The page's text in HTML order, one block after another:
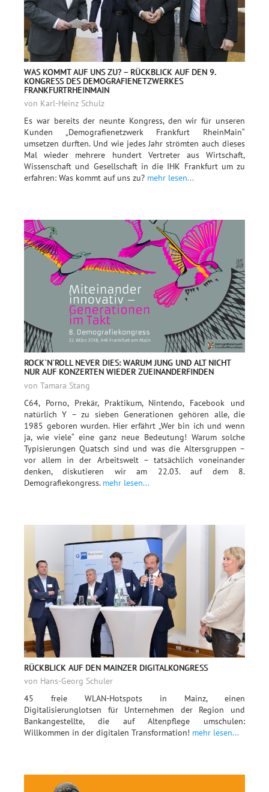
WAS KOMMT AUF UNS ZU? – RÜCKBLICK AUF DEN 9.
KONGRESS DES DEMOGRAFIENETZWERKES
FRANKFURTRHEINMAIN
von Karl-Heinz Schulz
Es war bereits der neunte Kongress, den wir für unseren
Kunden „Demografienetzwerk Frankfurt RheinMain“
umsetzen durften. Und wie jedes Jahr strömten auch dieses
Mal wieder mehrere hundert Vertreter aus Wirtschaft,
Wissenschaft und Gesellschaft in die IHK Frankfurt um zu
erfahren: Was kommt auf uns zu? mehr lesen...
ROCK`N`ROLL NEVER DIES: WARUM JUNG UND ALT NICHT
NUR AUF KONZERTEN WIEDER ZUEINANDERFINDEN
von Tamara Stang
C64, Porno, Prekär, Praktikum, Nintendo, Facebook und
natürlich Y – zu sieben Generationen gehören alle, die
1985 geboren wurden. Hier erfährt „Wer bin ich und wenn
ja, wie viele“ eine ganz neue Bedeutung! Warum solche
Typisierungen Quatsch sind und was die Altersgruppen –
vor allem in der Arbeitswelt – tatsächlich voneinander
denken, diskutieren wir am 22.03. auf dem 8.
Demografiekongress. mehr lesen...
RÜCKBLICK AUF DEN MAINZER DIGITALKONGRESS
von Hans-Georg Schuler
45 freie WLAN-Hotspots in Mainz, einen
Digitalisierunglotsen für Unternehmen der Region und
Bankangestellte, die auf Altenpflege umschulen:
Willkommen in der digitalen Transformation! mehr lesen...